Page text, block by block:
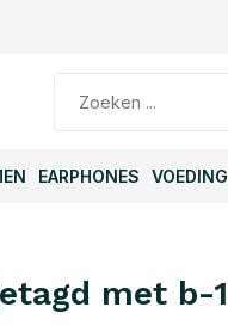
EARPHONES VOEDING
met b-1